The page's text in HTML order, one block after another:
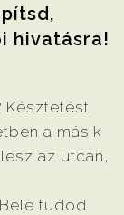
hivatásra!
Késztetést
a másik
az utcán,
tudod